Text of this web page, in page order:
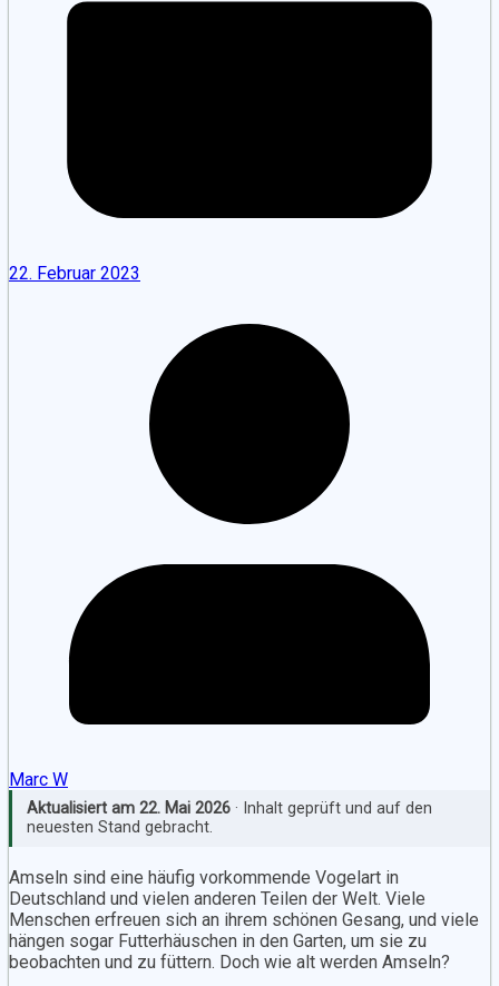
22. Februar 2023
Marc W
Aktualisiert am 22. Mai 2026· Inhalt geprüft und auf den
neuesten Stand gebracht.
Amseln sind eine häufig vorkommende Vogelart in
Deutschland und vielen anderen Teilen der Welt. Viele
Menschen erfreuen sich an ihrem schönen Gesang, und viele
hängen sogar Futterhäuschen in den Garten, um sie zu
beobachten und zu füttern. Doch wie alt werden Amseln?